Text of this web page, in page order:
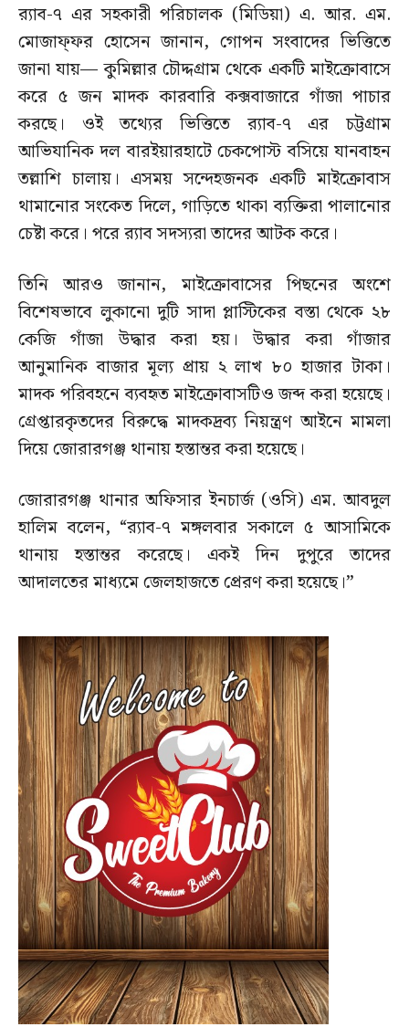
র‌্যাব-৭ এর সহকারী পরিচালক (মিডিয়া) এ. আর. এম.
মোজাফ্ফর হোসেন জানান, গোপন সংবাদের ভিত্তিতে
জানা যায়— কুমিল্লার চৌদ্দগ্রাম থেকে একটি মাইক্রোবাসে
করে ৫ জন মাদক কারবারি কক্সবাজারে গাঁজা পাচার
করছে। ওই তথ্যের ভিত্তিতে র‌্যাব-৭ এর চট্টগ্রাম
আভিযানিক দল বারইয়ারহাটে চেকপোস্ট বসিয়ে যানবাহন
তল্লাশি চালায়। এসময় সন্দেহজনক একটি মাইক্রোবাস
থামানোর সংকেত দিলে, গাড়িতে থাকা ব্যক্তিরা পালানোর
চেষ্টা করে। পরে র‌্যাব সদস্যরা তাদের আটক করে।
তিনি আরও জানান, মাইক্রোবাসের পিছনের অংশে
বিশেষভাবে লুকানো দুটি সাদা প্লাস্টিকের বস্তা থেকে ২৮
কেজি গাঁজা উদ্ধার করা হয়। উদ্ধার করা গাঁজার
আনুমানিক বাজার মূল্য প্রায় ২ লাখ ৮০ হাজার টাকা।
মাদক পরিবহনে ব্যবহৃত মাইক্রোবাসটিও জব্দ করা হয়েছে।
গ্রেপ্তারকৃতদের বিরুদ্ধে মাদকদ্রব্য নিয়ন্ত্রণ আইনে মামলা
দিয়ে জোরারগঞ্জ থানায় হস্তান্তর করা হয়েছে।
জোরারগঞ্জ থানার অফিসার ইনচার্জ (ওসি) এম. আবদুল
হালিম বলেন, “র‌্যাব-৭ মঙ্গলবার সকালে ৫ আসামিকে
থানায় হস্তান্তর করেছে। একই দিন দুপুরে তাদের
আদালতের মাধ্যমে জেলহাজতে প্রেরণ করা হয়েছে।”